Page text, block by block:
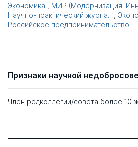
Экономика
МИР (Модернизация.
Научно-практический журнал
Российское предпринимательство
Признаки научной
Член редколлегии/совета более